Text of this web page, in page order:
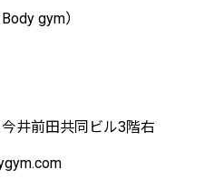
gym）
井前田共同ビル3階右